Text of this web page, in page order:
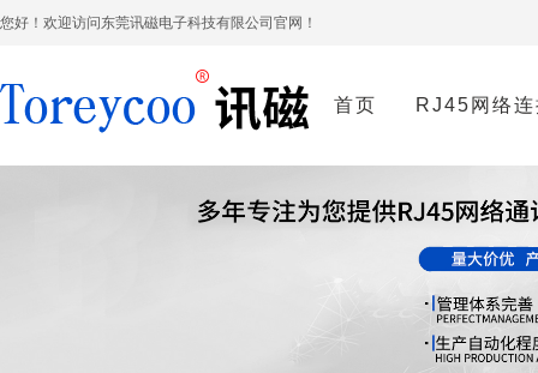
您好！欢迎访问东莞讯磁电子科技有限公司官网！
首页 RJ45网络